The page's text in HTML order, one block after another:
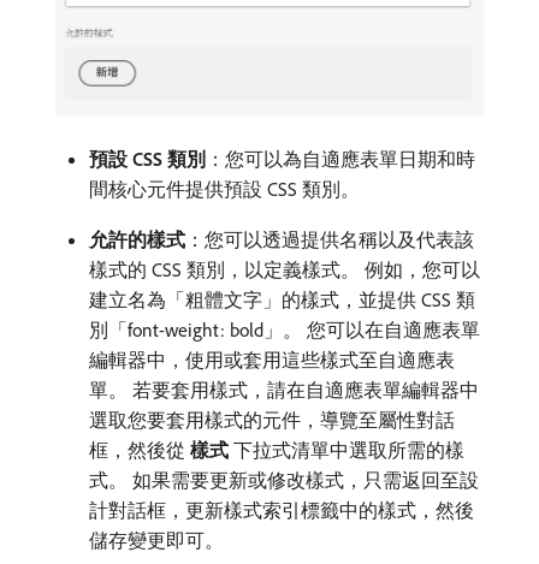
預設 CSS 類別 ：您可以為自適應表單日期和時
間核心元件提供預設 CSS 類別。
允許的樣式 ：您可以透過提供名稱以及代表該
樣式的 CSS 類別，以定義樣式。 例如，您可以
建立名為「粗體文字」的樣式，並提供 CSS 類
別「font-weight: bold」。 您可以在自適應表單
編輯器中，使用或套用這些樣式至自適應表
單。 若要套用樣式，請在自適應表單編輯器中
選取您要套用樣式的元件，導覽至屬性對話
框，然後從​ 樣式 ​下拉式清單中選取所需的樣
式。 如果需要更新或修改樣式，只需返回至設
計對話框，更新樣式索引標籤中的樣式，然後
儲存變更即可。